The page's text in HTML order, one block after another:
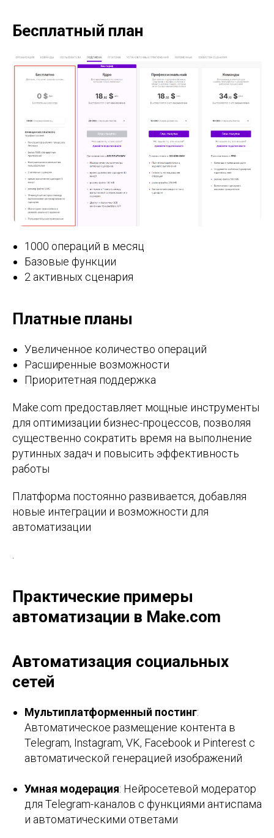
Бесплатный план
1000 операций в месяц
Базовые функции
2 активных сценария
Платные планы
Увеличенное количество операций
Расширенные возможности
Приоритетная поддержка
Make.com предоставляет мощные инструменты
для оптимизации бизнес-процессов, позволяя
существенно сократить время на выполнение
рутинных задач и повысить эффективность
работы
Платформа постоянно развивается, добавляя
новые интеграции и возможности для
автоматизации
Практические примеры
автоматизации в Make.com
Автоматизация социальных
сетей
Мультиплатформенный постинг:
Автоматическое размещение контента в
Telegram, Instagram, VK, Facebook и Pinterest с
автоматической генерацией изображений
Умная модерация: Нейросетевой модератор
для Telegram-каналов с функциями антиспама
и автоматическими ответами